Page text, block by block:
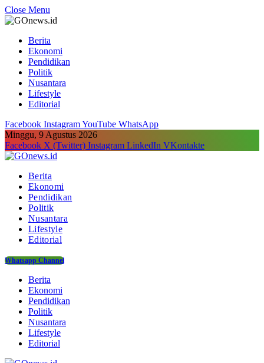
Close Menu
Berita
Ekonomi
Pendidikan
Politik
Nusantara
Lifestyle
Editorial
Facebook InstagramYouTube WhatsApp
Minggu, 9 Agustus 2026
Facebook X (Twitter) Instagram LinkedIn VKontakte
Berita
Ekonomi
Pendidikan
Politik
Nusantara
Lifestyle
Editorial
Whatsapp Channel
Berita
Ekonomi
Pendidikan
Politik
Nusantara
Lifestyle
Editorial